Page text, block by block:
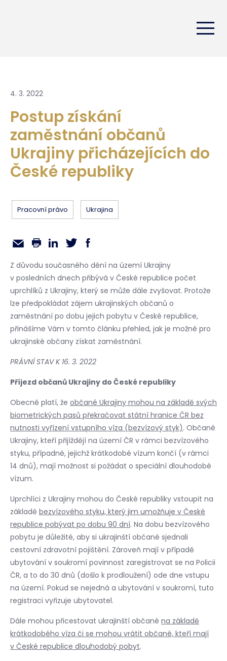
4. 3. 2022
Postup získání
zaměstnání občanů
Ukrajiny přicházejících do
České republiky
Pracovní právo Ukrajina
Z důvodu současného dění na území Ukrajiny
v posledních dnech přibývá v České republice počet
uprchlíků z Ukrajiny, který se může dále zvyšovat. Protože
lze předpokládat zájem ukrajinských občanů o
zaměstnání po dobu jejich pobytu v České republice,
přinášíme Vám v tomto článku přehled, jak je možné pro
ukrajinské občany získat zaměstnání.
PRÁVNÍ STAV K 16. 3. 2022
Příjezd občanů Ukrajiny do České republiky
Obecně platí, že občané Ukrajiny mohou na základě svých
biometrických pasů překračovat státní hranice ČR bez
nutnosti vyřízení vstupního víza (bezvízový styk). Občané
Ukrajiny, kteří přijíždějí na území ČR v rámci bezvízového
styku, případně, jejichž krátkodobé vízum končí (v rámci
14 dnů), mají možnost si požádat o speciální dlouhodobé
vízum.
Uprchlíci z Ukrajiny mohou do České republiky vstoupit na
základě bezvízového styku, který jim umožňuje v České
republice pobývat po dobu 90 dní. Na dobu bezvízového
pobytu je důležité, aby si ukrajinští občané sjednali
cestovní zdravotní pojištění. Zároveň mají v případě
ubytování v soukromí povinnost zaregistrovat se na Policii
ČR, a to do 30 dnů (došlo k prodloužení) ode dne vstupu
na území. Pokud se nejedná a ubytování v soukromí, tuto
registraci vyřizuje ubytovatel.
Dále mohou přicestovat ukrajinští občané na základě
krátkodobého víza či se mohou vrátit občané, kteří mají
v České republice dlouhodobý pobyt.